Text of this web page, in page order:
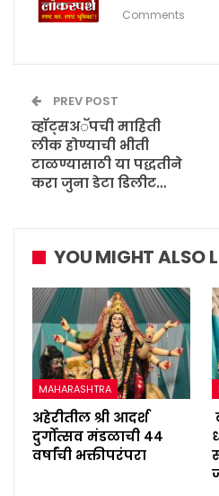
Comments
PREV POST
व्हॉट्सअॅपची माहिती
लीक होण्याची भीती
टाळण्यासाठी या पद्धतीने
करा जुना डेटा डिलीट…
YOU MIGHT ALSO
MAHARASHTRA
अहेरीतील श्री आदर्श
दुर्गोत्सव मंडळाची ४४
वर्षांची भक्तीपरंपरा